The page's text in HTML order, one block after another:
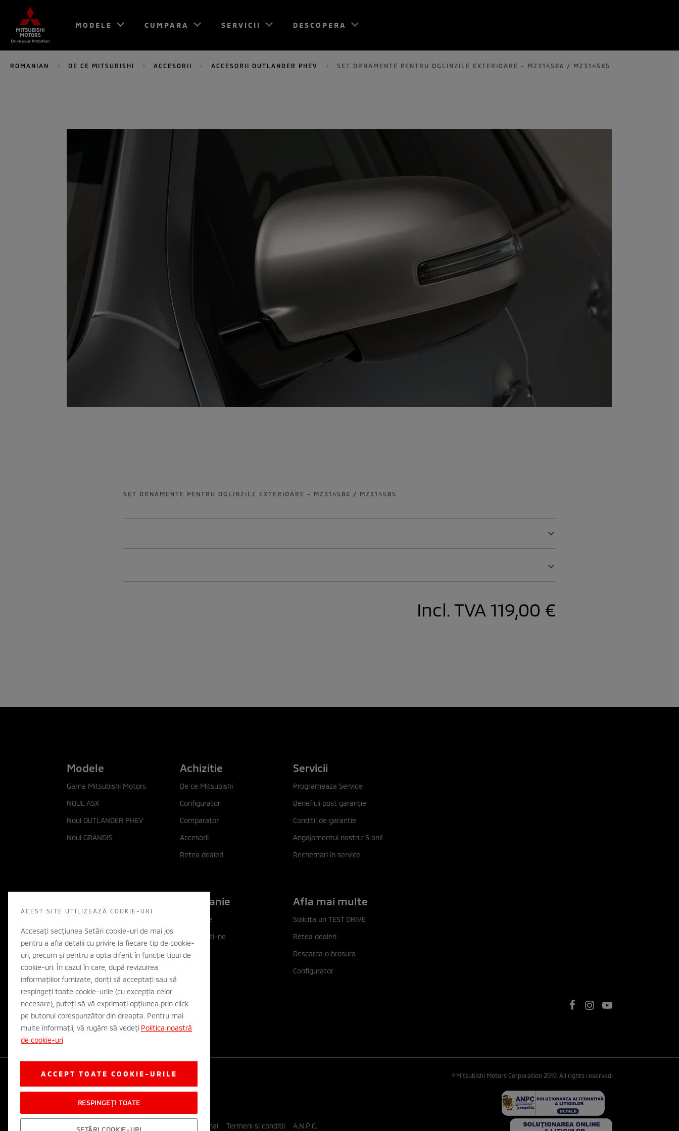
MODELE CUMPARA SERVICII DESCOPERA
ROMANIAN DE CE MITSUBISHI ACCESORII ACCESORII OUTLANDER PHEV SET ORNAMENTE PENTRU OGLINZILE EXTERIOARE - MZ314586 / MZ314585
SET ORNAMENTE PENTRU OGLINZILE EXTERIOARE - MZ314586 / MZ314585
Incl. TVA 119,00 €
Modele
Gama Mitsubishi Motors
NOUL ASX
Noul OUTLANDER PHEV
Noul GRANDIS
Achizitie
De ce Mitsubishi
Configurator
Comparator
Accesorii
Retea dealeri
Servicii
Programeaza Service
Beneficii post garanţie
Conditii de garantie
Angajamentul nostru: 5 ani!
Rechemari in service
Filozofia noastra
Inovatie
Electric
Concept cars
Stiri
Companie
Companie
Contactati-ne
WLTP
Afla mai multe
Solicita un TEST DRIVE
Retea dealeri
Descarca o brosura
Configurator
Legal si Protectia Datelor cu Caracter Personal Termeni si conditii A.N.P.C.
© Mitsubishi Motors Corporation 2019. All rights reserved.
ACEST SITE UTILIZEAZĂ COOKIE-URI
Accesați secțiunea Setări cookie-uri de mai jos
pentru a afla detalii cu privire la fiecare tip de cookie-
uri, precum și pentru a opta diferit în funcție tipul de
cookie-uri. În cazul în care, după revizuirea
informațiilor furnizate, doriți să acceptați sau să
respingeți toate cookie-urile (cu excepția celor
necesare), puteți să vă exprimați opțiunea prin click
pe butonul corespunzător din dreapta. Pentru mai
multe informații, vă rugăm să vedeți Politica noastră
de cookie-uri
ACCEPT TOATE COOKIE-URILE
RESPINGEȚI TOATE